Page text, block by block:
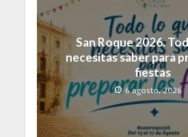
San Roque 2026.
necesitas saber para
fiestas
6 agosto, 2026